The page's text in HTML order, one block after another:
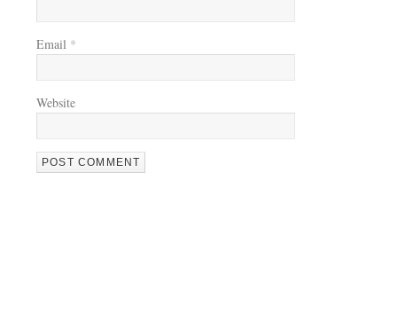
Email *
Website